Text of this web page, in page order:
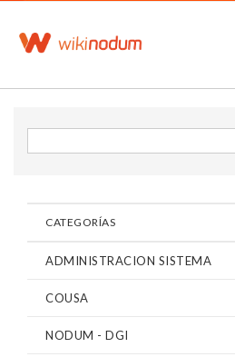
CATEGORÍAS
ADMINISTRACION SISTEMA
COUSA
NODUM - DGI